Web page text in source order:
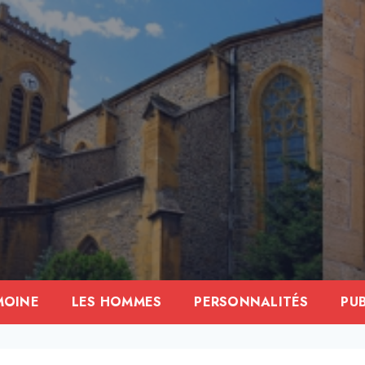
LES HOMMES PERSONNALITÉS